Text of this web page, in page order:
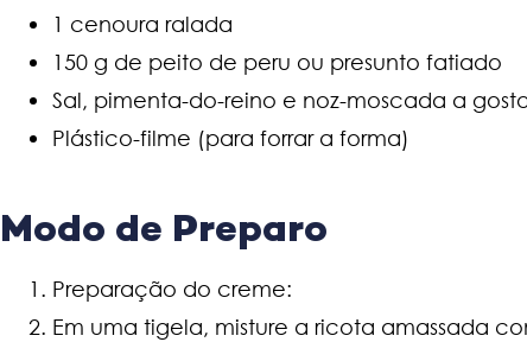
1 cenoura ralada
150 g de peito de peru ou presunto fatiado
Sal, pimenta-do-reino e noz-moscada a
Plástico-filme (para forrar a forma)
Modo de Preparo
Preparação do creme:
Em uma tigela, misture a ricota amassada